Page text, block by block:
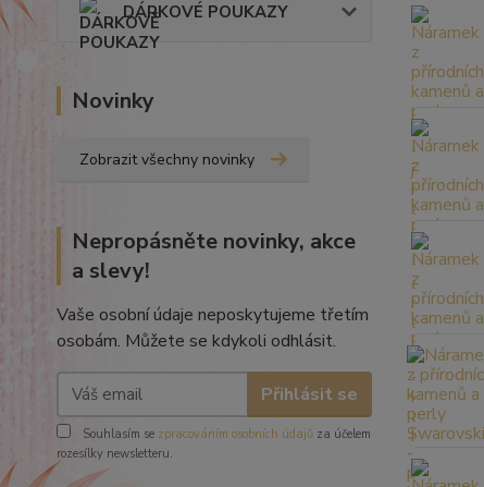
DÁRKOVÉ POUKAZY
Novinky
Zobrazit všechny novinky
Nepropásněte novinky, akce
a slevy!
Vaše osobní údaje neposkytujeme třetím
osobám. Můžete se kdykoli odhlásit.
Přihlásit se
Souhlasím se zpracováním osobních údajů za účelem
rozesílky newsletteru.